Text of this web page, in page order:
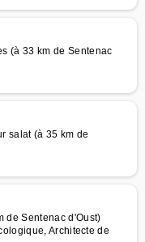
(à 33 km de Sentenac
salat (à 35 km de
de Sentenac d'Oust)
Architecte de